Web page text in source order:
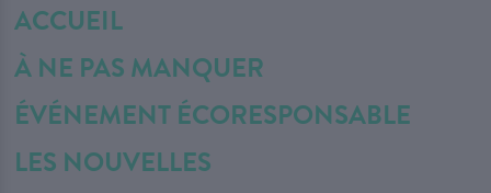
ACCUEIL
À NE PAS MANQUER
ÉVÉNEMENT ÉCORESPONSABLE
LES NOUVELLES